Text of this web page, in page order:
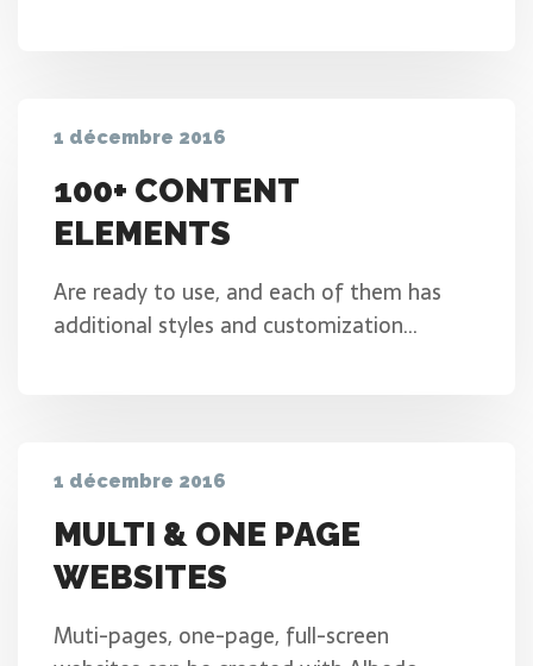
1 décembre 2016
100+ CONTENT
ELEMENTS
Are ready to use, and each of them has
additional styles and customization…
1 décembre 2016
MULTI & ONE PAGE
WEBSITES
Muti-pages, one-page, full-screen